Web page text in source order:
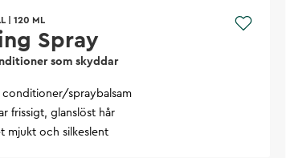
120 ML
Spray
som skyddar
conditioner/spraybalsam
frissigt, glanslöst hår
mjukt och silkeslent